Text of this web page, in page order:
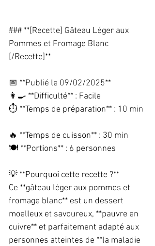
### **[Recette] Gâteau Léger aux
Pommes et Fromage Blanc
[/Recette]**
📅 **Publié le 09/02/2025**
👩‍🍳 **Difficulté** : Facile
⏱️ **Temps de préparation** : 10 min
🔥 **Temps de cuisson** : 30 min
🍽️ **Portions** : 6 personnes
💡 **Pourquoi cette recette ?**
Ce **gâteau léger aux pommes et
fromage blanc** est un dessert
moelleux et savoureux, **pauvre en
cuivre** et parfaitement adapté aux
personnes atteintes de **la maladie